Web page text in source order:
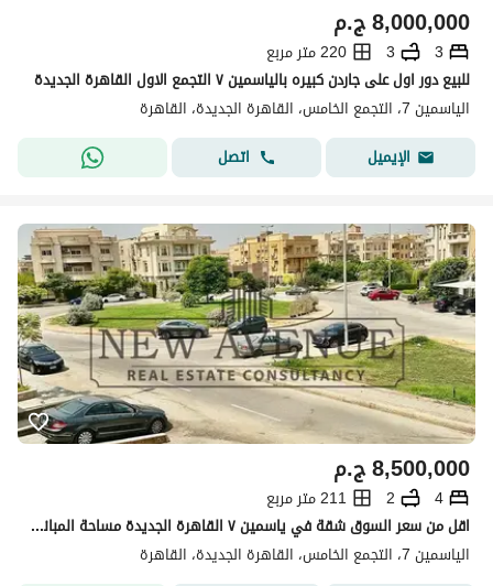
ج.م8,000,000
3
3
220 متر مربع
للبيع دور اول على جاردن كبيره بالياسمين ٧ التجمع الاول القاهرة الجديدة
الياسمين 7، التجمع الخامس، القاهرة الجديدة، القاهرة
الإيميل
اتصل
ج.م8,500,000
4
2
211 متر مربع
اقل من سعر السوق شقة في ياسمين ٧ القاهرة الجديدة مساحة المباني : ٢١٠ متر مربع ٤ غرف نوم ٢ حمام موقع مميز تشطيب كامل فيو
الياسمين 7، التجمع الخامس، القاهرة الجديدة، القاهرة